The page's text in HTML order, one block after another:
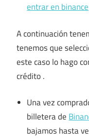
entrar en binance
A continuación
tenemos que
este caso lo hago
crédito .
Una vez
billetera de
bajamos hasta